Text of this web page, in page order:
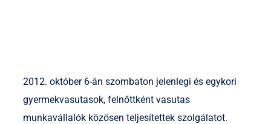
2012. október 6-án szombaton jelenlegi és egykori
gyermekvasutasok, felnőttként vasutas
munkavállalók közösen teljesítettek szolgálatot.